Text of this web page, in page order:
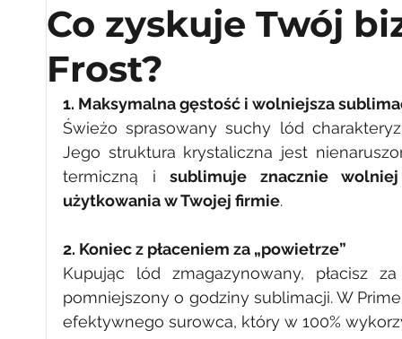
Co zyskuje Twój
Frost?
1. Maksymalna gęstość i wolniejsza
Świeżo sprasowany suchy lód
Jego struktura krystaliczna jest
termiczną i sublimuje znacznie
użytkowania w Twojej firmie.
2. Koniec z płaceniem za „powietrze”
Kupując lód zmagazynowany, płacisz
pomniejszony o godziny sublimacji. W
efektywnego surowca, który w 100%